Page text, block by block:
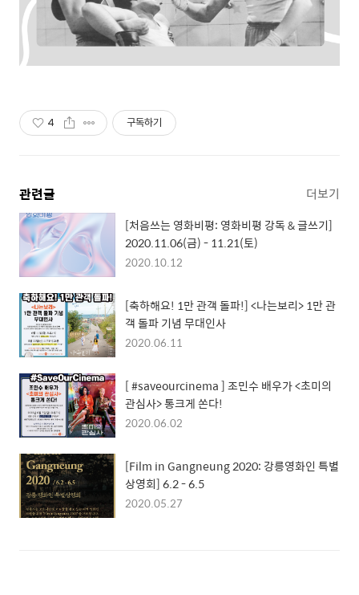
4 구독하기
관련글 더보기
[처음쓰는 영화비평: 영화비평 강독 & 글쓰기]
2020.11.06(금) - 11.21(토)
2020.10.12
[축하해요! 1만 관객 돌파!] <나는보리> 1만 관
객 돌파 기념 무대인사
2020.06.11
[ #saveourcinema ] 조민수 배우가 <초미의
관심사> 통크게 쏜다!
2020.06.02
[Film in Gangneung 2020: 강릉영화인 특별
상영회] 6.2 - 6.5
2020.05.27